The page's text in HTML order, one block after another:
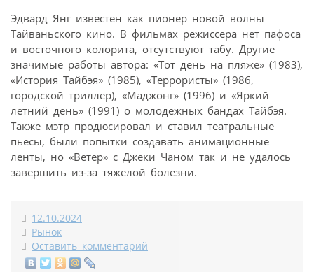
Эдвард Янг известен как пионер новой волны
Тайваньского кино. В фильмах режиссера нет пафоса
и восточного колорита, отсутствуют табу. Другие
значимые работы автора: «Тот день на пляже» (1983),
«История Тайбэя» (1985), «Террористы» (1986,
городской триллер), «Маджонг» (1996) и «Яркий
летний день» (1991) о молодежных бандах Тайбэя.
Также мэтр продюсировал и ставил театральные
пьесы, были попытки создавать анимационные
ленты, но «Ветер» с Джеки Чаном так и не удалось
завершить из-за тяжелой болезни.
12.10.2024
Рынок
Оставить комментарий